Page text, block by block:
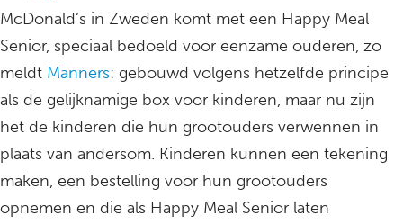
McDonald’s in Zweden komt met een Happy Meal
Senior, speciaal bedoeld voor eenzame ouderen, zo
meldt Manners: gebouwd volgens hetzelfde principe
als de gelijknamige box voor kinderen, maar nu zijn
het de kinderen die hun grootouders verwennen in
plaats van andersom. Kinderen kunnen een tekening
maken, een bestelling voor hun grootouders
opnemen en die als Happy Meal Senior laten